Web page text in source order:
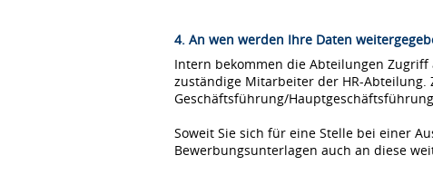
4. An wen werden Ihre Daten
Intern bekommen die Abteilungen
zuständige Mitarbeiter der HR-
Geschäftsführung/
Soweit Sie sich für eine Stelle bei einer
Bewerbungsunterlagen auch an diese